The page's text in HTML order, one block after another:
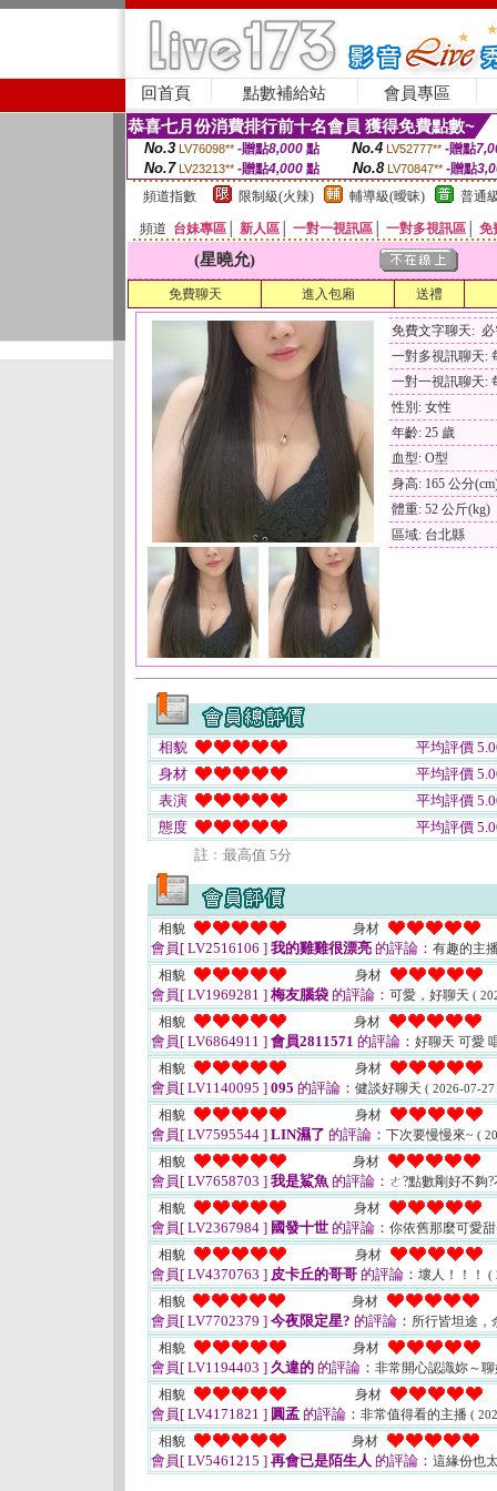
回首頁 點數補給站 會員專區
恭喜七月份消費排行前十名會員 獲得免費點數~
No.3 LV76098** -贈點8,000點 No.4 LV52777** -贈點
No.7 LV23213** -贈點4,000 點 No.8 LV70847** -贈點
頻道指數
限制級(火辣) 輔導級(曖昧) 普通
頻道 台妹專區 新人區 一對一視訊區 一對多視訊區 免
(星曉允)
免費聊天 進入包廂 送禮
免費文字聊天:
一對多視訊聊天:
一對一視訊聊天:
性別: 女性
年齡: 25 歲
血型: O型
身高: 165 公分
體重: 52 公斤(kg)
區域: 台北縣
相貌
平均評價
身材
平均評價
表演
平均評價
態度
平均評價
註﹕最高值 5分
相貌 身材
會員[ LV2516106 ] 我的雞雞很漂亮 的評論： 有趣的主
相貌
身材
會員[ LV1969281 ] 梅友腦袋 的評論： 可愛，好聊天 (
相貌 身材
會員[ LV6864911 ] 會員2811571 的評論： 好聊天 可愛
相貌
身材
會員[ LV1140095 ] 095 的評論： 健談好聊天 ( 2026-07-
相貌 身材
會員[ LV7595544 ] LIN濕了 的評論： 下次要慢慢來~ (
相貌 身材
會員[ LV7658703 ] 我是鯊魚 的評論： ㄜ?點數剛好不夠
相貌
身材
會員[ LV2367984 ] 國發十世 的評論： 你依舊那麼可愛
相貌
身材
會員[ LV4370763 ] 皮卡丘的哥哥 的評論： 壞人！！！ (
相貌 身材
會員[ LV7702379 ] 今夜限定星? 的評論： 所行皆坦途
相貌
身材
會員[ LV1194403 ] 久違的 的評論： 非常開心認識妳～
相貌
身材
會員[ LV4171821 ] 圓孟 的評論： 非常值得看的主播 (
相貌 身材
會員[ LV5461215 ] 再會已是陌生人 的評論： 這緣份也